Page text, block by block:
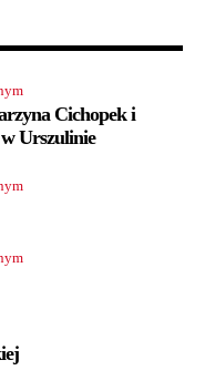
Cichopek i
Urszulinie